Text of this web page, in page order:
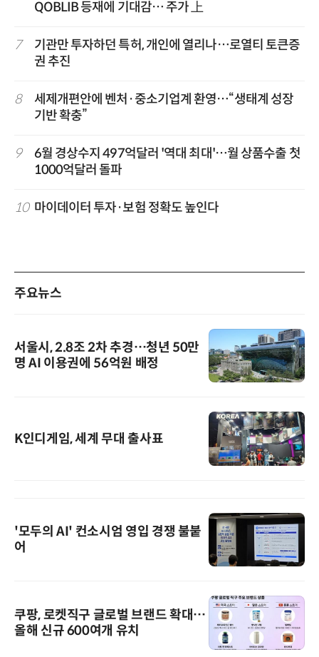
QOBLIB 등재에 기대감… 주가 上
7
기관만 투자하던 특허, 개인에 열리나…로열티 토큰증
권 추진
8
세제개편안에 벤처·중소기업계 환영…“생태계 성장
기반 확충”
9
6월 경상수지 497억달러 '역대 최대'…월 상품수출 첫
1000억달러 돌파
10 마이데이터 투자·보험 정확도 높인다
주요뉴스
서울시, 2.8조 2차 추경…청년 50만
명 AI 이용권에 56억원 배정
K인디게임, 세계 무대 출사표
'모두의 AI' 컨소시엄 영입 경쟁 불붙
어
쿠팡, 로켓직구 글로벌 브랜드 확대…
올해 신규 600여개 유치